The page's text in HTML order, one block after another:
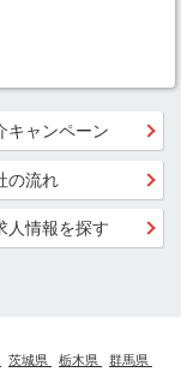
キャンペーン
の流れ
人情報を探す
茨城県 栃木県
群馬県